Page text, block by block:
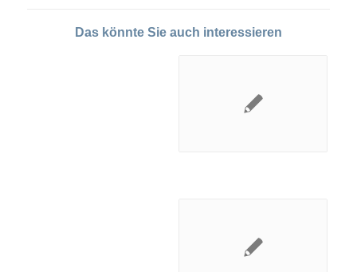
Das könnte Sie auch interessieren